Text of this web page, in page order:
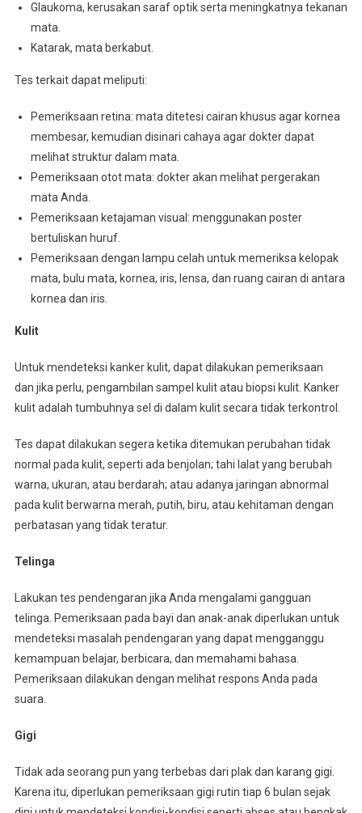
Glaukoma, kerusakan saraf optik serta meningkatnya tekanan
mata.
Katarak, mata berkabut.
Tes terkait dapat meliputi:
Pemeriksaan retina: mata ditetesi cairan khusus agar kornea
membesar, kemudian disinari cahaya agar dokter dapat
melihat struktur dalam mata.
Pemeriksaan otot mata: dokter akan melihat pergerakan
mata Anda.
Pemeriksaan ketajaman visual: menggunakan poster
bertuliskan huruf.
Pemeriksaan dengan lampu celah untuk memeriksa kelopak
mata, bulu mata, kornea, iris, lensa, dan ruang cairan di antara
kornea dan iris.
Kulit
Untuk mendeteksi kanker kulit, dapat dilakukan pemeriksaan
dan jika perlu, pengambilan sampel kulit atau biopsi kulit. Kanker
kulit adalah tumbuhnya sel di dalam kulit secara tidak terkontrol.
Tes dapat dilakukan segera ketika ditemukan perubahan tidak
normal pada kulit, seperti ada benjolan; tahi lalat yang berubah
warna, ukuran, atau berdarah; atau adanya jaringan abnormal
pada kulit berwarna merah, putih, biru, atau kehitaman dengan
perbatasan yang tidak teratur.
Telinga
Lakukan tes pendengaran jika Anda mengalami gangguan
telinga. Pemeriksaan pada bayi dan anak-anak diperlukan untuk
mendeteksi masalah pendengaran yang dapat mengganggu
kemampuan belajar, berbicara, dan memahami bahasa.
Pemeriksaan dilakukan dengan melihat respons Anda pada
suara.
Gigi
Tidak ada seorang pun yang terbebas dari plak dan karang gigi.
Karena itu, diperlukan pemeriksaan gigi rutin tiap 6 bulan sejak